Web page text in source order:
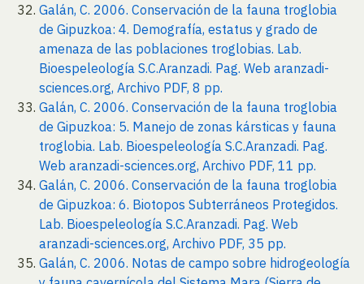
Galán, C. 2006. Conservación de la fauna troglobia
de Gipuzkoa: 4. Demografía, estatus y grado de
amenaza de las poblaciones troglobias. Lab.
Bioespeleología S.C.Aranzadi. Pag. Web aranzadi-
sciences.org, Archivo PDF, 8 pp.
Galán, C. 2006. Conservación de la fauna troglobia
de Gipuzkoa: 5. Manejo de zonas kársticas y fauna
troglobia. Lab. Bioespeleología S.C.Aranzadi. Pag.
Web aranzadi-sciences.org, Archivo PDF, 11 pp.
Galán, C. 2006. Conservación de la fauna troglobia
de Gipuzkoa: 6. Biotopos Subterráneos Protegidos.
Lab. Bioespeleología S.C.Aranzadi. Pag. Web
aranzadi-sciences.org, Archivo PDF, 35 pp.
Galán, C. 2006. Notas de campo sobre hidrogeología